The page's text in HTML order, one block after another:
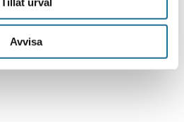
Avvisa
Translate.